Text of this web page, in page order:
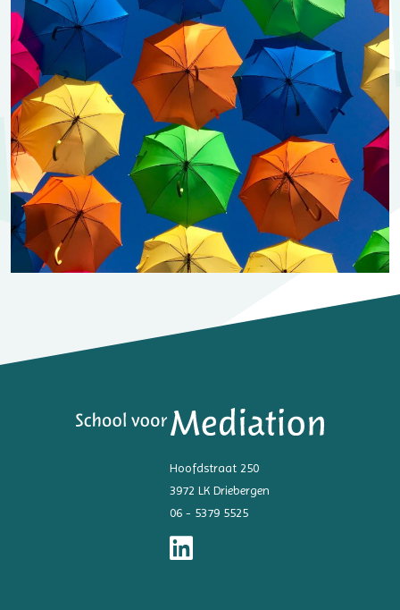
Hoofdstraat 250
3972 LK Driebergen
06 - 5379 5525